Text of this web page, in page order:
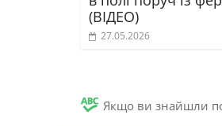
(ВІДЕО)
27.05.2026
Якщо ви знайшли